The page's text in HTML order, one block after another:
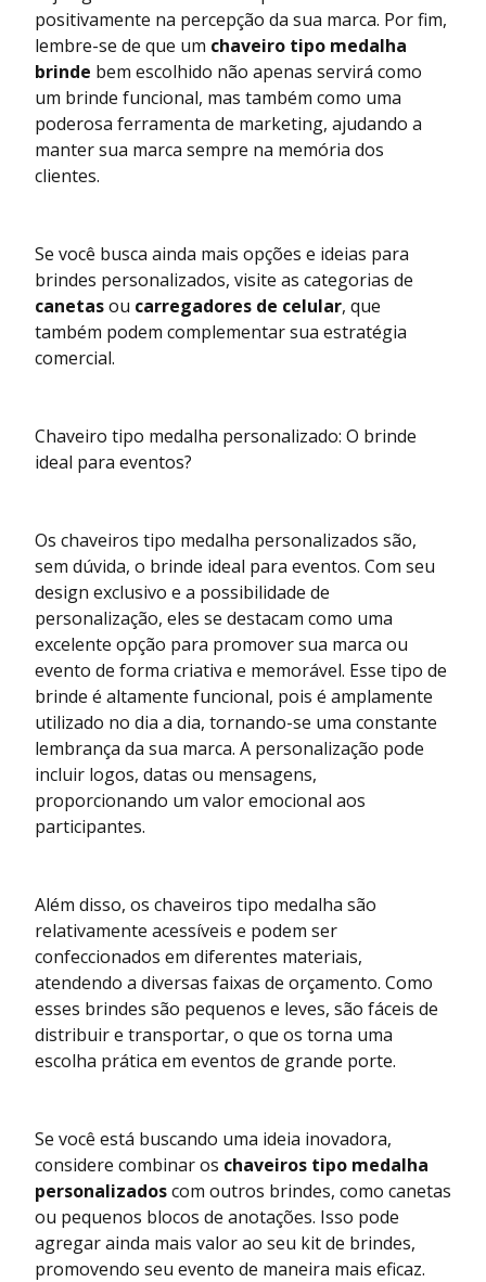
positivamente na percepção da sua marca. Por fim,
lembre-se de que um chaveiro tipo medalha
brinde bem escolhido não apenas servirá como
um brinde funcional, mas também como uma
poderosa ferramenta de marketing, ajudando a
manter sua marca sempre na memória dos
clientes.
Se você busca ainda mais opções e ideias para
brindes personalizados, visite as categorias de
canetasou carregadores de celular, que
também podem complementar sua estratégia
comercial.
Chaveiro tipo medalha personalizado: O brinde
ideal para eventos?
Os chaveiros tipo medalha personalizados são,
sem dúvida, o brinde ideal para eventos. Com seu
design exclusivo e a possibilidade de
personalização, eles se destacam como uma
excelente opção para promover sua marca ou
evento de forma criativa e memorável. Esse tipo de
brinde é altamente funcional, pois é amplamente
utilizado no dia a dia, tornando-se uma constante
lembrança da sua marca. A personalização pode
incluir logos, datas ou mensagens,
proporcionando um valor emocional aos
participantes.
Além disso, os chaveiros tipo medalha são
relativamente acessíveis e podem ser
confeccionados em diferentes materiais,
atendendo a diversas faixas de orçamento. Como
esses brindes são pequenos e leves, são fáceis de
distribuir e transportar, o que os torna uma
escolha prática em eventos de grande porte.
Se você está buscando uma ideia inovadora,
considere combinar os chaveiros tipo medalha
personalizadoscom outros brindes, como canetas
ou pequenos blocos de anotações. Isso pode
agregar ainda mais valor ao seu kit de brindes,
promovendo seu evento de maneira mais eficaz.